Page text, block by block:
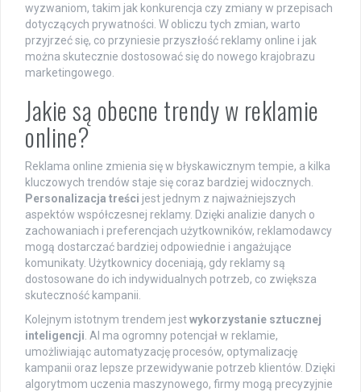
wyzwaniom, takim jak konkurencja czy zmiany w przepisach
dotyczących prywatności. W obliczu tych zmian, warto
przyjrzeć się, co przyniesie przyszłość reklamy online i jak
można skutecznie dostosować się do nowego krajobrazu
marketingowego.
Jakie są obecne trendy w reklamie
online?
Reklama online zmienia się w błyskawicznym tempie, a kilka
kluczowych trendów staje się coraz bardziej widocznych.
Personalizacja treści jest jednym z najważniejszych
aspektów współczesnej reklamy. Dzięki analizie danych o
zachowaniach i preferencjach użytkowników, reklamodawcy
mogą dostarczać bardziej odpowiednie i angażujące
komunikaty. Użytkownicy doceniają, gdy reklamy są
dostosowane do ich indywidualnych potrzeb, co zwiększa
skuteczność kampanii.
Kolejnym istotnym trendem jestwykorzystanie sztucznej
inteligencji . AI ma ogromny potencjał w reklamie,
umożliwiając automatyzację procesów, optymalizację
kampanii oraz lepsze przewidywanie potrzeb klientów. Dzięki
algorytmom uczenia maszynowego, firmy mogą precyzyjnie